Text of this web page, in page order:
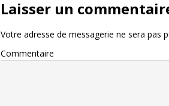
Laisser un
Votre adresse de messagerie ne sera pas
Commentaire